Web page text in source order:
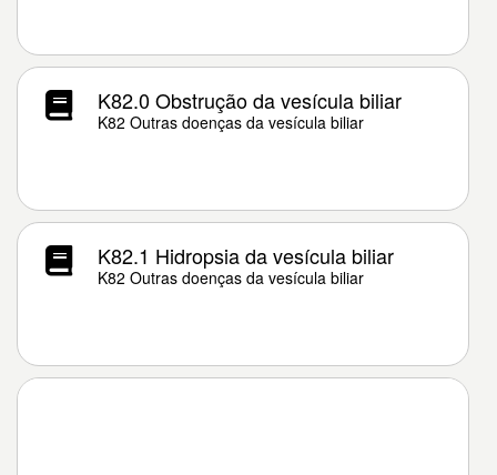
K82.0 Obstrução da vesícula biliar
K82 Outras doenças da vesícula biliar
K82.1 Hidropsia da vesícula biliar
K82 Outras doenças da vesícula biliar